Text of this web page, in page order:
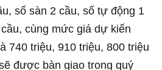
số sàn 2 cầu, số tự động 1
cùng mức giá dự kiến
740 triệu, 910 triệu, 800 triệu
được bàn giao trong quý